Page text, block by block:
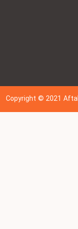
Copyright © 202 1